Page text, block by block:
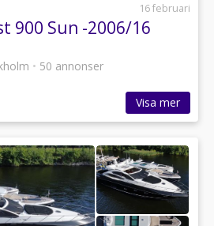
16 februari
900 Sun -2006/16
• 50 annonser
Visa mer